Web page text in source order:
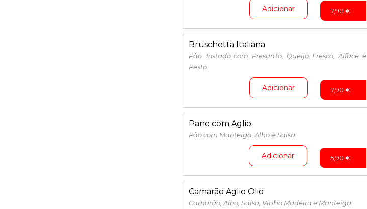
7,90 €
Adicionar
Bruschetta Italiana
Pão Tostado com Presunto, Queijo Fresco, Alface e
Pesto
7,90 €
Adicionar
Pane com Aglio
Pão com Manteiga, Alho e Salsa
5,90 €
Adicionar
Camarão Aglio Olio
Camarão, Alho, Salsa, Vinho Madeira e Manteiga